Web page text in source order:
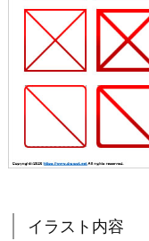
イラスト内容